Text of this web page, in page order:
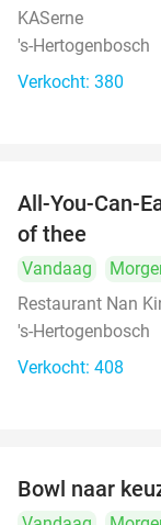
KASerne
's-Hertogenbosch
Verkocht: 380
All-You-Can-
of thee
Vandaag
Restaurant Nan
's-Hertogenbosch
Verkocht: 408
Bowl naar